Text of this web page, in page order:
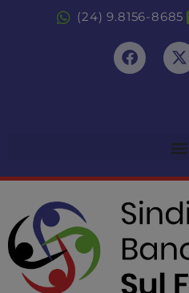
(24) 9.8156-8685